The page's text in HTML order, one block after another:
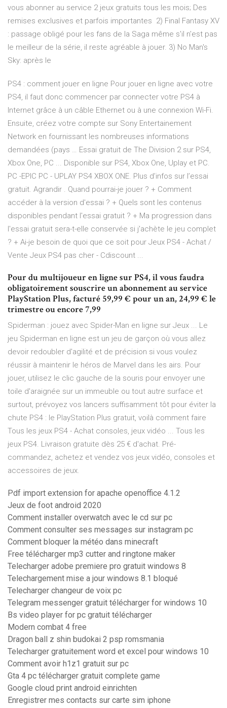
vous abonner au service 2 jeux gratuits tous les mois; Des
remises exclusives et parfois importantes 2) Final Fantasy XV
: passage obligé pour les fans de la Saga même s'il n'est pas
le meilleur de la série, il reste agréable à jouer. 3) No Man's
Sky: après le
PS4 : comment jouer en ligne Pour jouer en ligne avec votre
PS4, il faut donc commencer par connecter votre PS4 à
Internet grâce à un câble Ethernet ou à une connexion Wi-Fi.
Ensuite, créez votre compte sur Sony Entertainement
Network en fournissant les nombreuses informations
demandées (pays … Essai gratuit de The Division 2 sur PS4,
Xbox One, PC ... Disponible sur PS4, Xbox One, Uplay et PC.
PC -EPIC PC - UPLAY PS4 XBOX ONE. Plus d’infos sur l’essai
gratuit. Agrandir . Quand pourrai-je jouer ? + Comment
accéder à la version d'essai ? + Quels sont les contenus
disponibles pendant l'essai gratuit ? + Ma progression dans
l'essai gratuit sera-t-elle conservée si j'achète le jeu complet
? + Ai-je besoin de quoi que ce soit pour Jeux PS4 - Achat /
Vente Jeux PS4 pas cher - Cdiscount ...
Pour du multijoueur en ligne sur PS4, il vous faudra
obligatoirement souscrire un abonnement au service
PlayStation Plus, facturé 59,99 € pour un an, 24,99 € le
trimestre ou encore 7,99
Spiderman : jouez avec Spider-Man en ligne sur Jeux ... Le
jeu Spiderman en ligne est un jeu de garçon où vous allez
devoir redoubler d'agilité et de précision si vous voulez
réussir à maintenir le héros de Marvel dans les airs. Pour
jouer, utilisez le clic gauche de la souris pour envoyer une
toile d'araignée sur un immeuble ou tout autre surface et
surtout, prévoyez vos lancers suffisamment tôt pour éviter la
chute PS4 : le PlayStation Plus gratuit, voilà comment faire
Tous les jeux PS4 - Achat consoles, jeux vidéo ... Tous les
jeux PS4. Livraison gratuite dès 25 € d'achat. Pré-
commandez, achetez et vendez vos jeux vidéo, consoles et
accessoires de jeux.
Pdf import extension for apache openoffice 4.1.2
Jeux de foot android 2020
Comment installer overwatch avec le cd sur pc
Comment consulter ses messages sur instagram pc
Comment bloquer la météo dans minecraft
Free télécharger mp3 cutter and ringtone maker
Telecharger adobe premiere pro gratuit windows 8
Telechargement mise a jour windows 8.1 bloqué
Telecharger changeur de voix pc
Telegram messenger gratuit télécharger for windows 10
Bs video player for pc gratuit télécharger
Modern combat 4 free
Dragon ball z shin budokai 2 psp romsmania
Telecharger gratuitement word et excel pour windows 10
Comment avoir h1z1 gratuit sur pc
Gta 4 pc télécharger gratuit complete game
Google cloud print android einrichten
Enregistrer mes contacts sur carte sim iphone